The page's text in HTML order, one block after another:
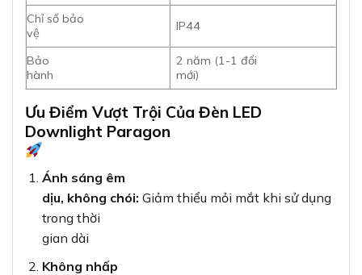
Chỉ số bảo
vệ
IP44
Bảo
hành
2 năm (1-1 đổi
mới)
Ưu Điểm Vượt Trội Của Đèn LED
Downlight Paragon
Ánh sáng êm
dịu, không chói: Giảm thiểu mỏi mắt khi sử dụng
trong thời
gian dài
Không nhấp